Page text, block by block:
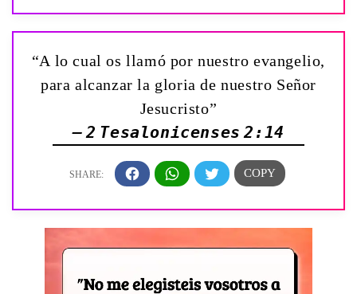
“A lo cual os llamó por nuestro evangelio,
para alcanzar la gloria de nuestro Señor
Jesucristo”
— 2 Tesalonicenses 2:14